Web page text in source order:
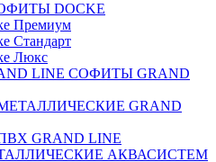
DOCKE
Премиум
Стандарт
Люкс
СОФИТЫ GRAND
GRAND
GRAND LINE